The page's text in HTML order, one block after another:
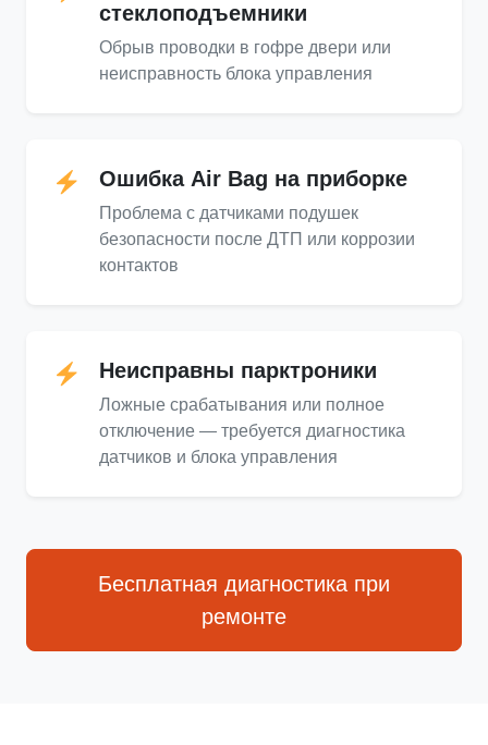
стеклоподъемники
Обрыв проводки в гофре двери или
неисправность блока управления
Ошибка Air Bag на приборке
Проблема с датчиками подушек
безопасности после ДТП или коррозии
контактов
Неисправны парктроники
Ложные срабатывания или полное
отключение — требуется диагностика
датчиков и блока управления
Бесплатная диагностика при
ремонте